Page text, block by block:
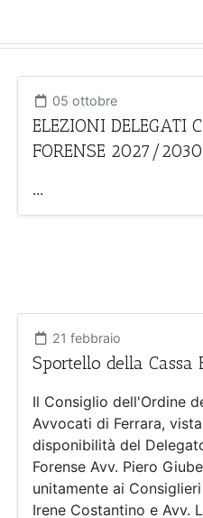
05 ottobre
ELEZIONI DELEGATI
FORENSE 2027/2030
...
21 febbraio
Sportello della Cassa
Il Consiglio dell'Ordine
Avvocati di Ferrara,
disponibilità del
Forense Avv. Piero
unitamente ai Consiglieri
Irene Costantino e Avv.